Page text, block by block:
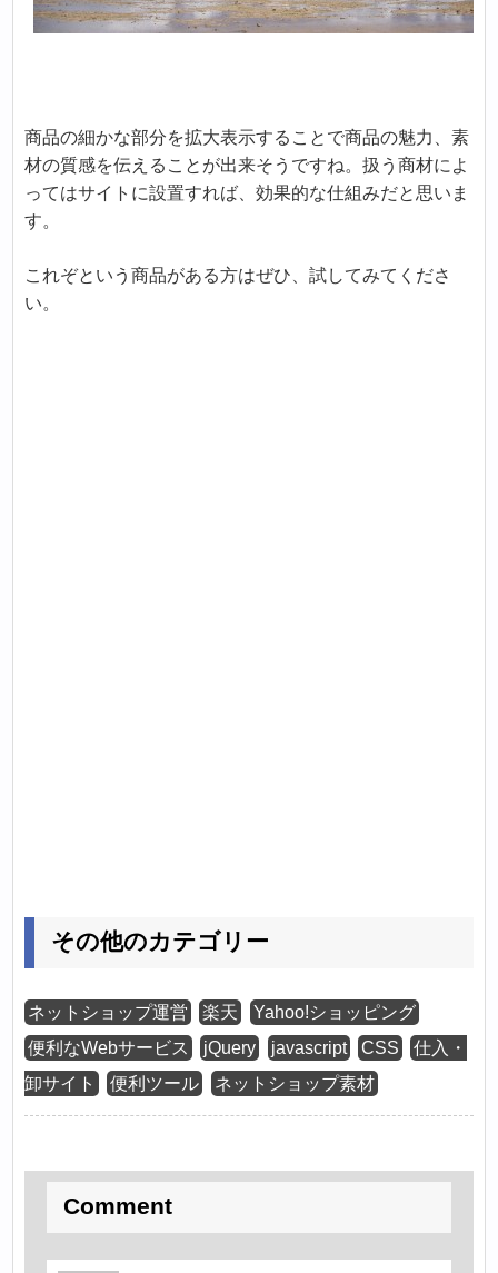
商品の細かな部分を拡大表示することで商品の魅力、素
材の質感を伝えることが出来そうですね。扱う商材によ
ってはサイトに設置すれば、効果的な仕組みだと思いま
す。
これぞという商品がある方はぜひ、試してみてくださ
い。
その他のカテゴリー
ネットショップ運営 楽天
Yahoo!ショッピング
便利なWebサービス
jQuery javascript CSS
仕入・
卸サイト
便利ツール ネットショップ素材
Comment